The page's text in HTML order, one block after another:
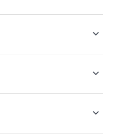
Noël
(CHF), TVA incluse et